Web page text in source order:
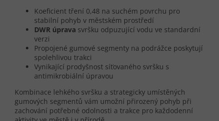
Koeficient tření 0,48 na suchém povrchu pro
stabilní pohyb v městském prostředí
DWR úprava svršku odpuzující vodu ve standardní
verzi
Propojené gumové segmenty na podrážce poskytují
spolehlivou trakci
Vynikající prodyšnost síťovaného svršku s
antimikrobiální úpravou
Kombinace lehkého svršku a strategicky umístěných
gumových segmentů vám umožní přirozený pohyb při
zachování potřebné odolnosti a trakce pro každodenní